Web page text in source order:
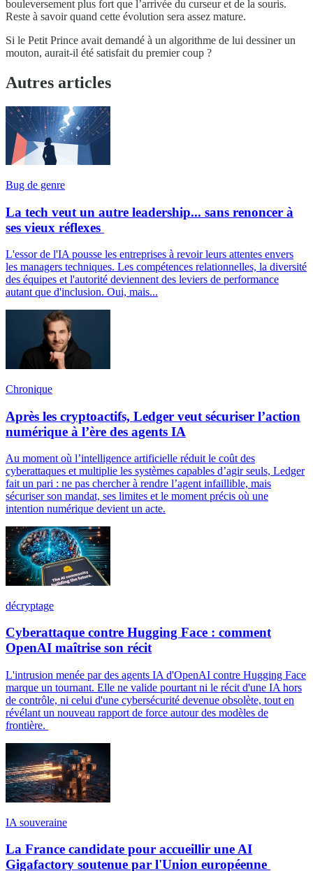
bouleversement plus fort que l’arrivée du curseur et de la souris.
Reste à savoir quand cette évolution sera assez mature.
Si le Petit Prince avait demandé à un algorithme de lui dessiner un
mouton, aurait-il été satisfait du premier coup ?
Autres articles
Bug de genre
La tech veut un autre leadership... sans renoncer à
ses vieux réflexes
L'essor de l'IA pousse les entreprises à revoir leurs attentes envers
les managers techniques. Les compétences relationnelles, la diversité
des équipes et l'autorité deviennent des leviers de performance
autant que d'inclusion. Oui, mais...
Chronique
Après les cryptoactifs, Ledger veut sécuriser l’action
numérique à l’ère des agents IA
Au moment où l’intelligence artificielle réduit le coût des
cyberattaques et multiplie les systèmes capables d’agir seuls, Ledger
fait un pari : ne pas chercher à rendre l’agent infaillible, mais
sécuriser son mandat, ses limites et le moment précis où une
intention numérique devient un acte.
décryptage
Cyberattaque contre Hugging Face : comment
OpenAI maîtrise son récit
L'intrusion menée par des agents IA d'OpenAI contre Hugging Face
marque un tournant. Elle ne valide pourtant ni le récit d'une IA hors
de contrôle, ni celui d'une cybersécurité devenue obsolète, tout en
révélant un nouveau rapport de force autour des modèles de
frontière.
IA souveraine
La France candidate pour accueillir une AI
Gigafactory soutenue par l'Union européenne